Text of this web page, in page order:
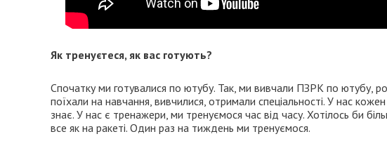
Як тренуєтеся, як вас готують?
Спочатку ми готувалися по ютубу. Так, ми вивчали ПЗРК по ютубу,
поїхали на навчання, вивчилися, отримали спеціальності. У нас
знає. У нас є тренажери, ми тренуємося час від часу. Хотілось би
все як на ракеті. Один раз на тиждень ми тренуємося.